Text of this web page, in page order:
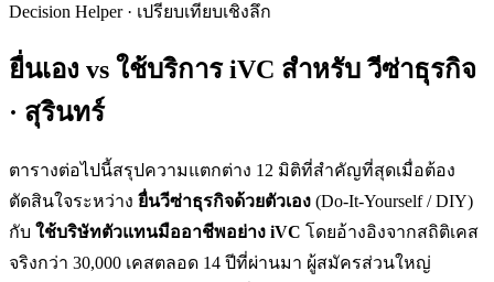
Decision Helper · เปรียบเทียบเชิงลึก
ยื่นเอง vs ใช้บริการ iVC สำหรับวีซ่าธุรกิจ
· สุรินทร์
ตารางต่อไปนี้สรุปความแตกต่าง 12 มิติที่สำคัญที่สุดเมื่อต้อง
ตัดสินใจระหว่าง ยื่นวีซ่าธุรกิจด้วยตัวเอง (Do-It-Yourself / DIY)
กับ ใช้บริษัทตัวแทนมืออาชีพอย่าง iVC โดยอ้างอิงจากสถิติเคส
จริงกว่า 30,000 เคสตลอด 14 ปีที่ผ่านมา ผู้สมัครส่วนใหญ่